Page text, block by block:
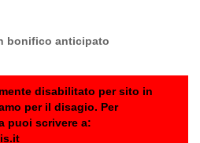
bonifico anticipato
disabilitato per sito in
per il disagio. Per
puoi scrivere a: